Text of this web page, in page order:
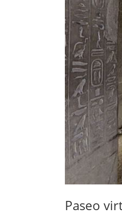
Paseo